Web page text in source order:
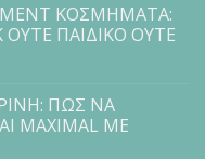
ΚΟΣΜΗΜΑΤΑ:
ΠΑΙΔΙΚΟ ΟΥΤΕ
ΠΩΣ ΝΑ
MAXIMAL ΜΕ